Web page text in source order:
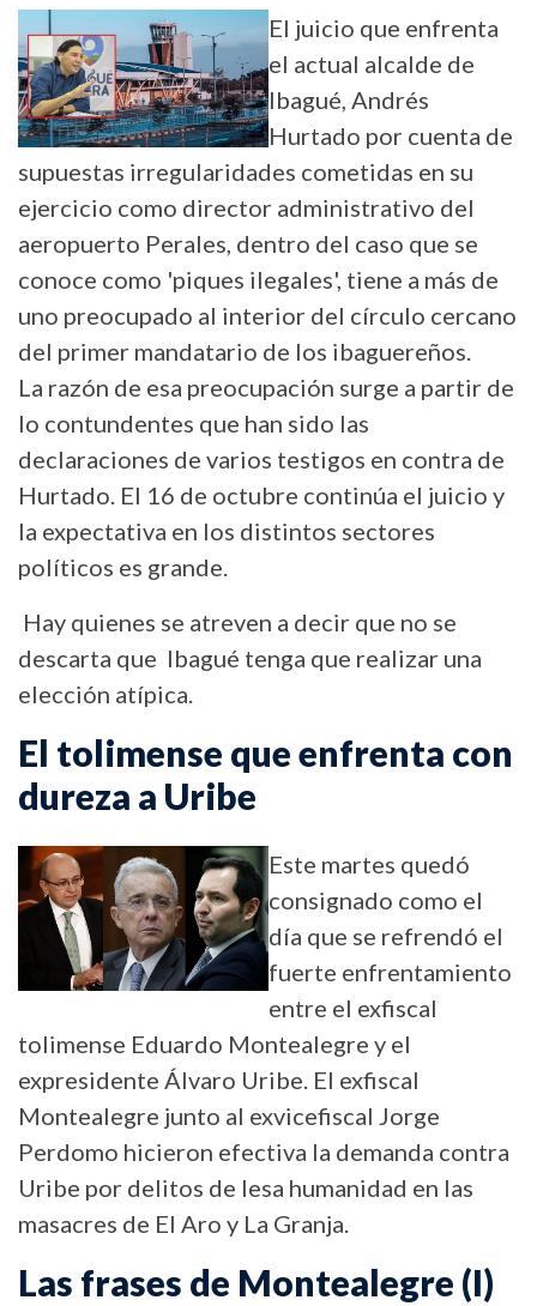
El juicio que enfrenta
el actual alcalde de
Ibagué, Andrés
Hurtado por cuenta de
supuestas irregularidades cometidas en su
ejercicio como director administrativo del
aeropuerto Perales, dentro del caso que se
conoce como 'piques ilegales', tiene a más de
uno preocupado al interior del círculo cercano
del primer mandatario de los ibaguereños.
La razón de esa preocupación surge a partir de
lo contundentes que han sido las
declaraciones de varios testigos en contra de
Hurtado. El 16 de octubre continúa el juicio y
la expectativa en los distintos sectores
políticos es grande.
Hay quienes se atreven a decir que no se
descarta que Ibagué tenga que realizar una
elección atípica.
El tolimense que enfrenta con
dureza a Uribe
Este martes quedó
consignado como el
día que se refrendó el
fuerte enfrentamiento
entre el exfiscal
tolimense Eduardo Montealegre y el
expresidente Álvaro Uribe. El exfiscal
Montealegre junto al exvicefiscal Jorge
Perdomo hicieron efectiva la demanda contra
Uribe por delitos de lesa humanidad en las
masacres de El Aro y La Granja.
Las frases de Montealegre (I)